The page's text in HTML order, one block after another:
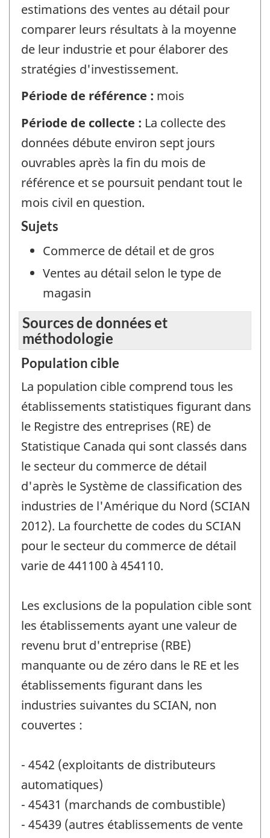
estimations des ventes au détail pour
comparer leurs résultats à la moyenne
de leur industrie et pour élaborer des
stratégies d'investissement.
Période de référence : mois
Période de collecte : La collecte des
données débute environ sept jours
ouvrables après la fin du mois de
référence et se poursuit pendant tout le
mois civil en question.
Sujets
Commerce de détail et de gros
Ventes au détail selon le type de
magasin
Sources de données et
méthodologie
Population cible
La population cible comprend tous les
établissements statistiques figurant dans
le Registre des entreprises (RE) de
Statistique Canada qui sont classés dans
le secteur du commerce de détail
d'après le Système de classification des
industries de l'Amérique du Nord (SCIAN
2012). La fourchette de codes du SCIAN
pour le secteur du commerce de détail
varie de 441100 à 454110.
Les exclusions de la population cible sont
les établissements ayant une valeur de
revenu brut d'entreprise (RBE)
manquante ou de zéro dans le RE et les
établissements figurant dans les
industries suivantes du SCIAN, non
couvertes :
- 4542 (exploitants de distributeurs
automatiques)
- 45431 (marchands de combustible)
- 45439 (autres établissements de vente